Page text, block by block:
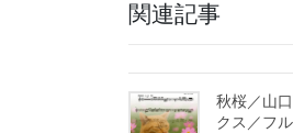
関連記事
秋桜／山
クス／フ